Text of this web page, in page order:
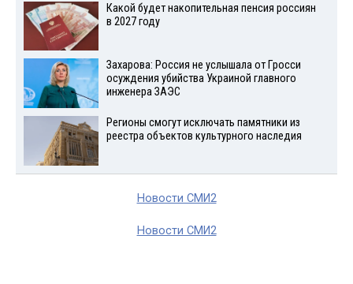
Какой будет накопительная пенсия россиян
в 2027 году
Захарова: Россия не услышала от Гросси
осуждения убийства Украиной главного
инженера ЗАЭС
Регионы смогут исключать памятники из
реестра объектов культурного наследия
Новости СМИ2
Новости СМИ2